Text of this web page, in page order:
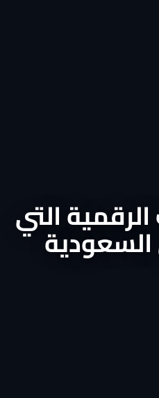
التي
السعودية